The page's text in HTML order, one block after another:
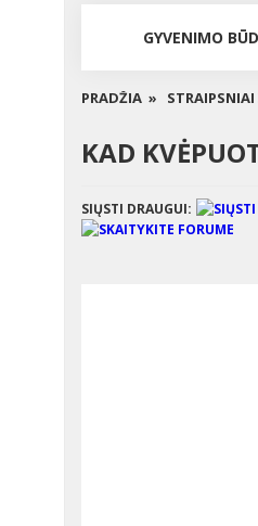
GYVENIMO
PRADŽIA »
KAD
SIŲSTI DRAUGUI: